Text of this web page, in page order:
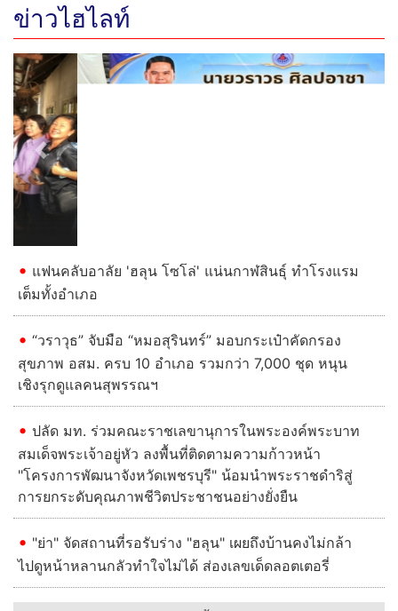
ข่าวไฮไลท์
Previous
แฟนคลับอาลัย 'ฮลุน โซโล่' แน่นกาฬสินธุ์ ทำโรงแรม
เต็มทั้งอำเภอ
“วราวุธ” จับมือ “หมอสุรินทร์” มอบกระเป๋าคัดกรอง
สุขภาพ อสม. ครบ 10 อำเภอ รวมกว่า 7,000 ชุด หนุน
เชิงรุกดูแลคนสุพรรณฯ
ปลัด มท. ร่วมคณะราชเลขานุการในพระองค์พระบาท
สมเด็จพระเจ้าอยู่หัว ลงพื้นที่ติดตามความก้าวหน้า
"โครงการพัฒนาจังหวัดเพชรบุรี" น้อมนำพระราชดำริสู่
การยกระดับคุณภาพชีวิตประชาชนอย่างยั่งยืน
"ย่า" จัดสถานที่รอรับร่าง "ฮลุน" เผยถึงบ้านคงไม่กล้า
ไปดูหน้าหลานกลัวทำใจไม่ได้ ส่องเลขเด็ดลอตเตอรี่